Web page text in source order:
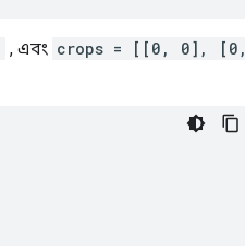
, এবং crops = [[0, 0], [0,